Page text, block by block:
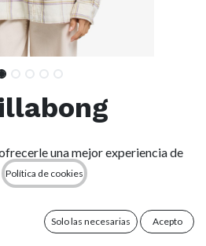
- White
una mejor experiencia de
Política de cookies
Solo las necesarias Acepto